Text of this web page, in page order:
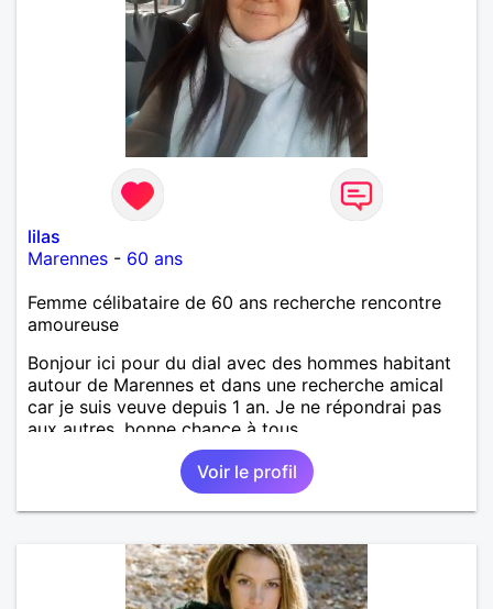
lilas
Marennes - 60 ans
Femme célibataire de 60 ans recherche rencontre
amoureuse
Bonjour ici pour du dial avec des hommes habitant
autour de Marennes et dans une recherche amical
car je suis veuve depuis 1 an. Je ne répondrai pas
aux autres, bonne chance à tous.
Voir le profil